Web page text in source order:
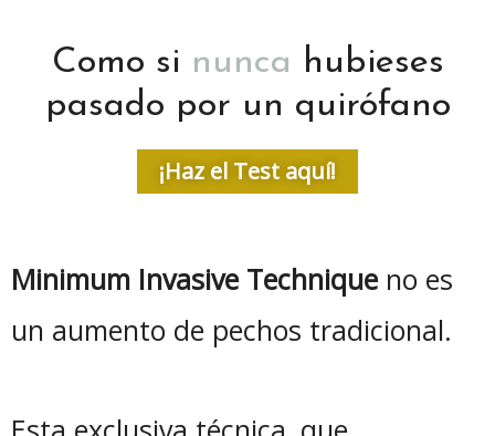
Como si nunca hubieses
pasado por un quirófano
¡Haz el Test aquí!
Minimum Invasive Techniqueno es
un aumento de pechos tradicional.